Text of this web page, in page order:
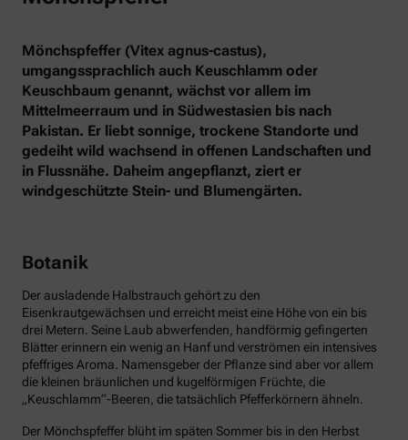
Mönchspfeffer (Vitex agnus-castus),
umgangssprachlich auch Keuschlamm oder
Keuschbaum genannt, wächst vor allem im
Mittelmeerraum und in Südwestasien bis nach
Pakistan. Er liebt sonnige, trockene Standorte und
gedeiht wild wachsend in offenen Landschaften und
in Flussnähe. Daheim angepflanzt, ziert er
windgeschützte Stein- und Blumengärten.
Botanik
Der ausladende Halbstrauch gehört zu den
Eisenkrautgewächsen und erreicht meist eine Höhe von ein bis
drei Metern. Seine Laub abwerfenden, handförmig gefingerten
Blätter erinnern ein wenig an Hanf und verströmen ein intensives
pfeffriges Aroma. Namensgeber der Pflanze sind aber vor allem
die kleinen bräunlichen und kugelförmigen Früchte, die
„Keuschlamm“-Beeren, die tatsächlich Pfefferkörnern ähneln.
Der Mönchspfeffer blüht im späten Sommer bis in den Herbst